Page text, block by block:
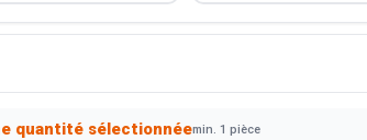
quantité sélectionnéemin. 1 pièce